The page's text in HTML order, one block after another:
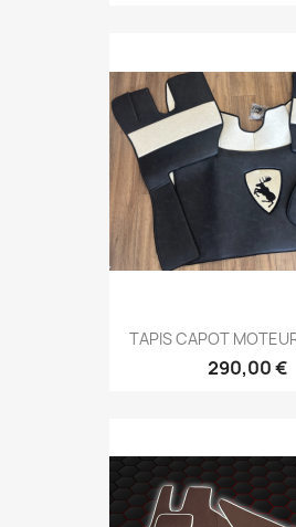
TAPIS CAPOT
290,00 €